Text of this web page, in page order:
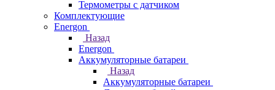
Термометры c датчиком
Комплектующие
Energon
Назад
Energon
Аккумуляторные батареи
Назад
Аккумуляторные батареи